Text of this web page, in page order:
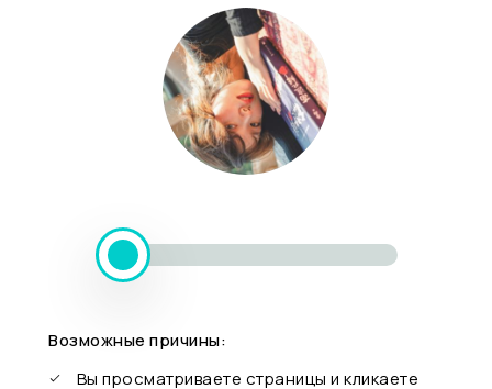
Возможные причины:
Вы просматриваете страницы и кликаете